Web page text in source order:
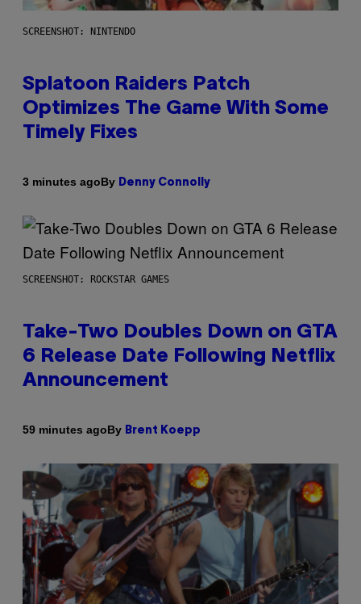
SCREENSHOT: NINTENDO
Splatoon Raiders Patch
Optimizes The Game With Some
Timely Fixes
3 minutes agoBy Denny Connolly
SCREENSHOT: ROCKSTAR GAMES
Take-Two Doubles Down on GTA
6 Release Date Following Netflix
Announcement
59 minutes agoBy Brent Koepp